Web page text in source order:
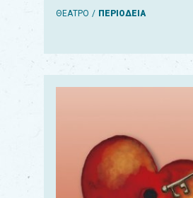
ΘΕΑΤΡΟ ΠΕΡΙΟΔΕΙΑ